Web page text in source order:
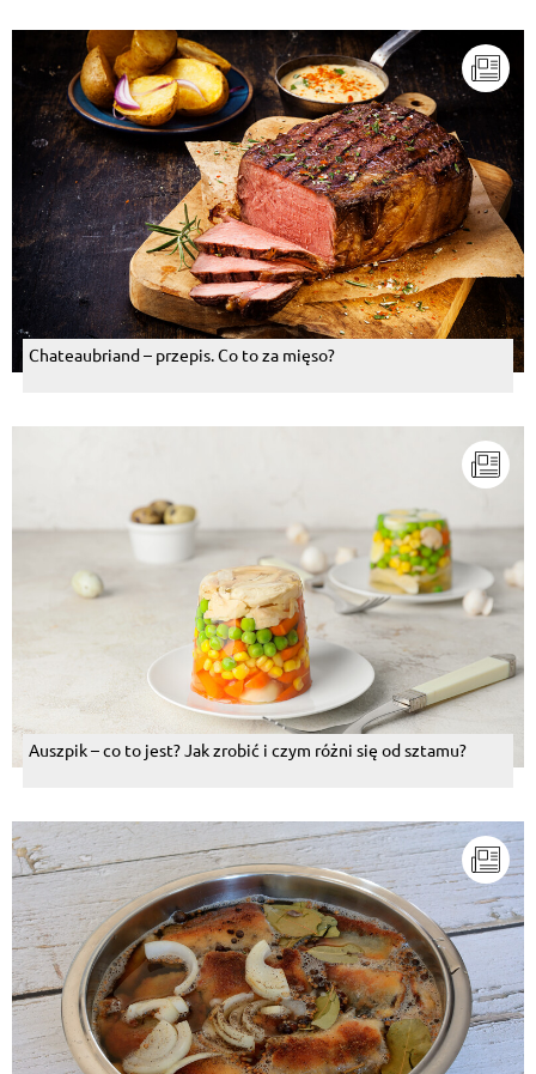
Chateaubriand – przepis. Co to za mięso?
Auszpik – co to jest? Jak zrobić i czym różni się od sztamu?